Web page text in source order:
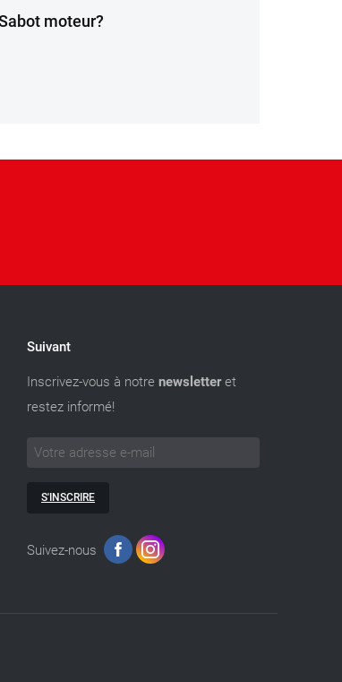
moteur?
Suivant
Inscrivez-vous à notre newsletteret
restez informé!
S'INSCRIRE
Suivez-nous